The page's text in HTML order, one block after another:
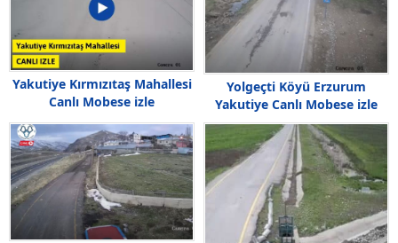
Yakutiye Kırmızıtaş Mahallesi
Canlı Mobese izle
Yolgeçti Köyü Erzurum
Yakutiye Canlı Mobese izle